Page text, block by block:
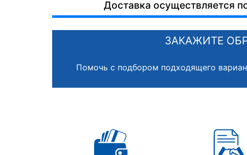
Доставка осуществляется
ЗАКАЖИТЕ
Помочь с подбором подходящего